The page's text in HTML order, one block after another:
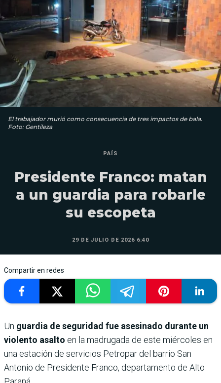
El trabajador murió como consecuencia de tres impactos de bala.
Foto: Gentileza
PAÍS
Presidente Franco: matan
a un guardia para robarle
su escopeta
29 DE JULIO DE 2026 6:40
Compartir en redes
Un guardia de seguridad fue asesinado durante un
violento asalto en la madrugada de este miércoles en
una estación de servicios Petropar del barrio San
Antonio de Presidente Franco, departamento de Alto